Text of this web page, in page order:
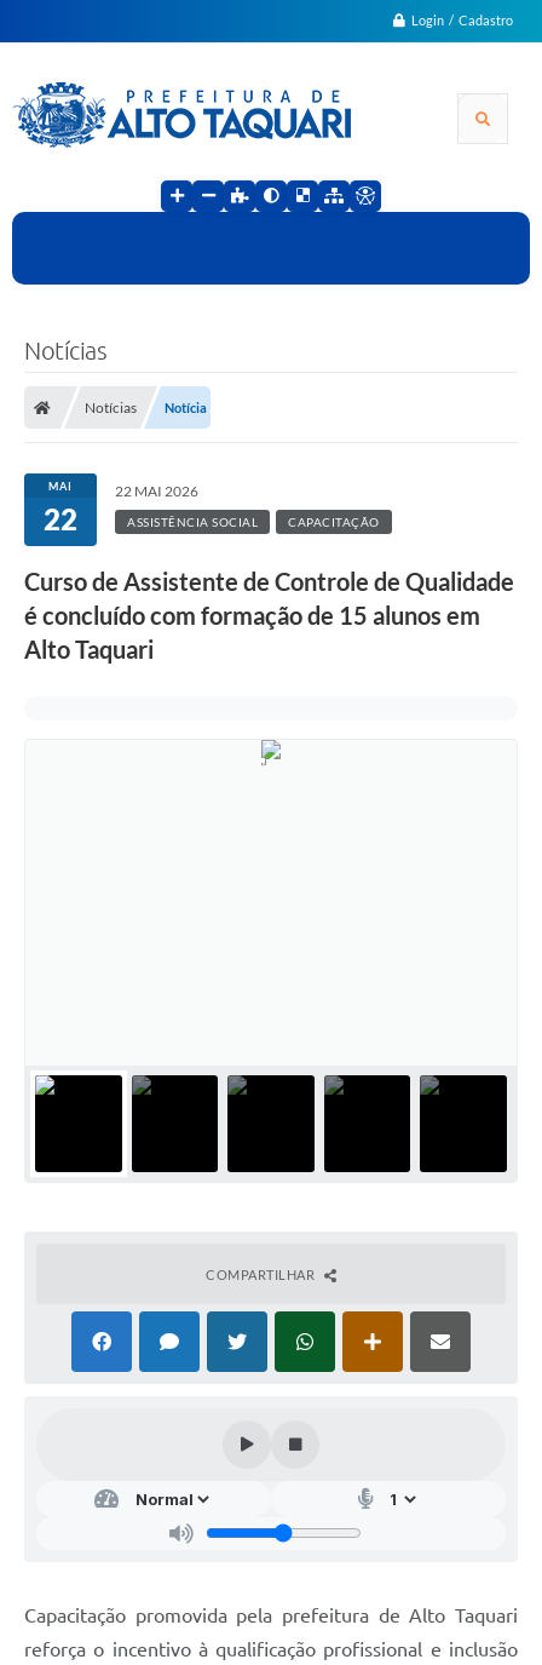
Login / Cadastro
Notícias
Notícias Notícia
MAI
22
22 MAI 2026
ASSISTÊNCIA SOCIAL CAPACITAÇÃO
Curso de Assistente de Controle de Qualidade
é concluído com formação de 15 alunos em
Alto Taquari
COMPARTILHAR
Capacitação promovida pela prefeitura de Alto Taquari
reforça o incentivo à qualificação profissional e inclusão